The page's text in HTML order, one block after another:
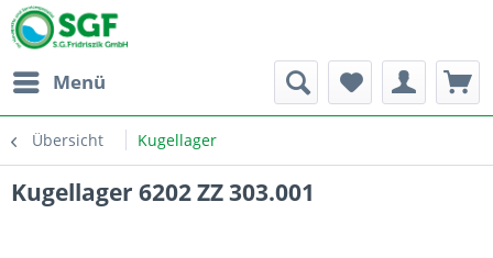
Menü
Übersicht Kugellager
Kugellager 6202 ZZ 303.001